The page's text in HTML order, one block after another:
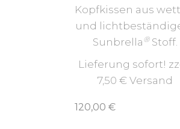
Kopfkissen aus
und
Sunbrella ®Stoff.
Lieferung sofort!
7,50 € Versand
120,00 €